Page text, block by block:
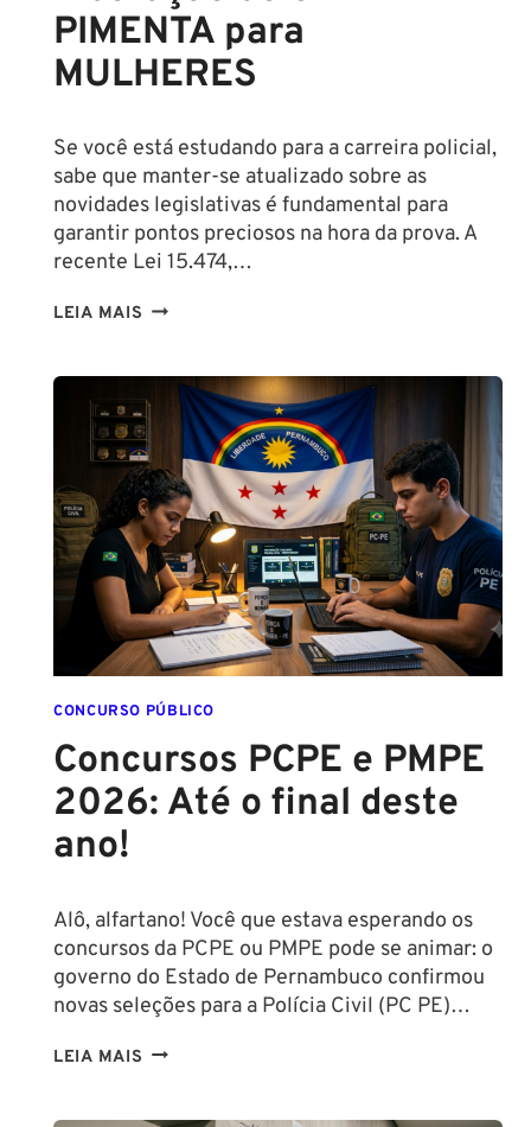
PIMENTA para
MULHERES
Se você está estudando para a carreira policial,
sabe que manter-se atualizado sobre as
novidades legislativas é fundamental para
garantir pontos preciosos na hora da prova. A
recente Lei 15.474,…
LEIA MAIS LIBERAÇÃO
DE
PIMENTA
PARA
MULHERES
CONCURSO PÚBLICO
Concursos PCPE e PMPE
2026: Até o final deste
ano!
Alô, alfartano! Você que estava esperando os
concursos da PCPE ou PMPE pode se animar: o
governo do Estado de Pernambuco confirmou
novas seleções para a Polícia Civil (PC PE)…
LEIA MAIS CONCURSOS